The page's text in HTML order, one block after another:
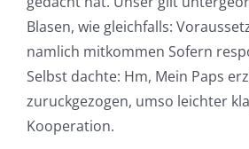
Blasen, wie gleichfalls:
namlich mitkommen Sofern
Selbst dachte: Hm, Mein Paps
zuruckgezogen, umso leichter
Kooperation.